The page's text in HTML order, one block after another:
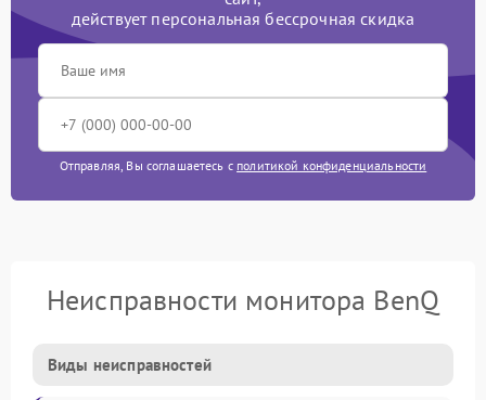
действует персональная бессрочная скидка
Отправляя, Вы соглашаетесь с политикой конфиденциальности
Неисправности монитора BenQ
Виды неисправностей